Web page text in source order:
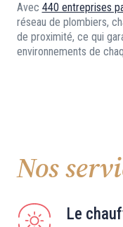
Avec 440 entreprises
réseau de plombiers,
de proximité, ce qui
environnements de
Nos
Le